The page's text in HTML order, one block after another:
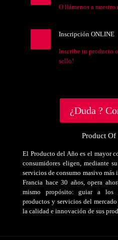
O llámenos a
Inscripción ONLINE
Inscribe tu producto
sello!
¿Duda ?
Product Of
El Producto del Año es el mayor
consumidores eligen, mediante
servicios de consumo masivo más
Francia hace 30 años, opera
mismo propósito: guiar a los
productos y servicios del
la calidad e innovación de sus